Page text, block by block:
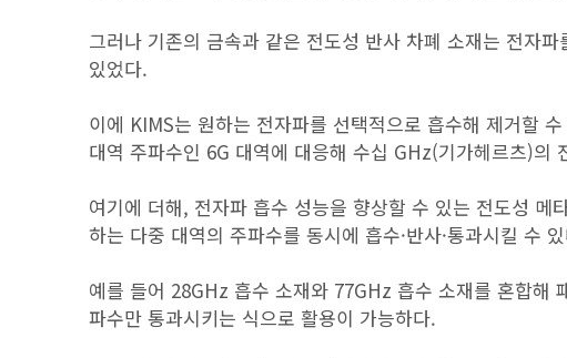
그러나 기존의 금속과 같은 전도성 반사 차폐 소재는 전자
있었다.
이에 KIMS는 원하는 전자파를 선택적으로 흡수해 제거할
대역 주파수인 6G 대역에 대응해 수십 GHz(기가헤르츠)
여기에 더해, 전자파 흡수 성능을 향상할 수 있는 전도성 메
하는 다중 대역의 주파수를 동시에 흡수·반사·통과시킬 수
예를 들어 28GHz 흡수 소재와 77GHz 흡수 소재를 혼합해
파수만 통과시키는 식으로 활용이 가능하다.